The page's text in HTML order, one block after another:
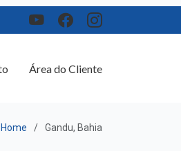
Área do Cliente
Home Gandu, Bahia